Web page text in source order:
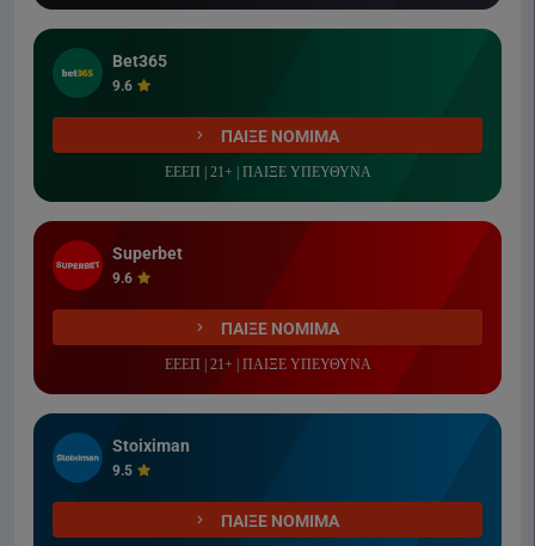
Bet365
9.6
ΠΑΙΞΕ ΝΟΜΙΜΑ
ΕΕΕΠ | 21+ | ΠΑΙΞΕ ΥΠΕΥΘΥΝΑ
Superbet
9.6
ΠΑΙΞΕ ΝΟΜΙΜΑ
ΕΕΕΠ | 21+ | ΠΑΙΞΕ ΥΠΕΥΘΥΝΑ
Stoiximan
9.5
ΠΑΙΞΕ ΝΟΜΙΜΑ